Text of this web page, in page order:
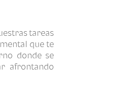
tareas
que te
donde se
afrontando